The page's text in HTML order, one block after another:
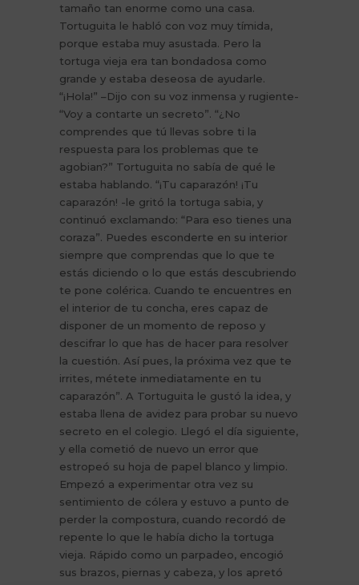
tamaño tan enorme como una casa.
Tortuguita le habló con voz muy tímida,
porque estaba muy asustada. Pero la
tortuga vieja era tan bondadosa como
grande y estaba deseosa de ayudarle.
“¡Hola!” –Dijo con su voz inmensa y rugiente-
“Voy a contarte un secreto”. “¿No
comprendes que tú llevas sobre ti la
respuesta para los problemas que te
agobian?” Tortuguita no sabía de qué le
estaba hablando. “¡Tu caparazón! ¡Tu
caparazón! -le gritó la tortuga sabia, y
continuó exclamando: “Para eso tienes una
coraza”. Puedes esconderte en su interior
siempre que comprendas que lo que te
estás diciendo o lo que estás descubriendo
te pone colérica. Cuando te encuentres en
el interior de tu concha, eres capaz de
disponer de un momento de reposo y
descifrar lo que has de hacer para resolver
la cuestión. Así pues, la próxima vez que te
irrites, métete inmediatamente en tu
caparazón”. A Tortuguita le gustó la idea, y
estaba llena de avidez para probar su nuevo
secreto en el colegio. Llegó el día siguiente,
y ella cometió de nuevo un error que
estropeó su hoja de papel blanco y limpio.
Empezó a experimentar otra vez su
sentimiento de cólera y estuvo a punto de
perder la compostura, cuando recordó de
repente lo que le había dicho la tortuga
vieja. Rápido como un parpadeo, encogió
sus brazos, piernas y cabeza, y los apretó